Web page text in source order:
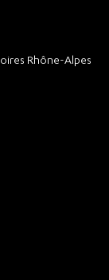
Rhône-Alpes